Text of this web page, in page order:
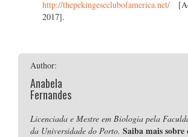
http://thepekingeseclubofamerica.net/
2017].
Author:
Anabela
Fernandes
Licenciada e Mestre em Biologia pela
da Universidade do Porto. Saiba mais